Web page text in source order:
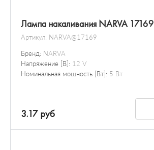
Лампа накаливания NARVA 17169
Артикул: NARVA@17169
Бренд: NARVA
Напряжение [В]: 12 V
Номинальная мощность [Вт]: 5 Вт
3.17 руб